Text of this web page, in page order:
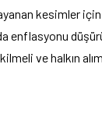
kesimler için
enflasyonu
ve halkın